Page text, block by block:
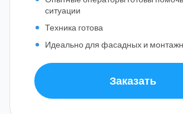
ситуации
Техника готова
Идеально для фасадных и
Заказать